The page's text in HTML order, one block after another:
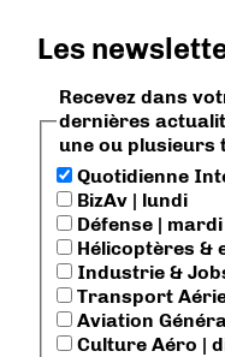
Les
Recevez dans
dernières
une ou plusieurs
Quotidienne
BizAv | lundi
Défense | mardi
Hélicoptères &
Industrie &
Transport
Aviation
Culture Aéro |